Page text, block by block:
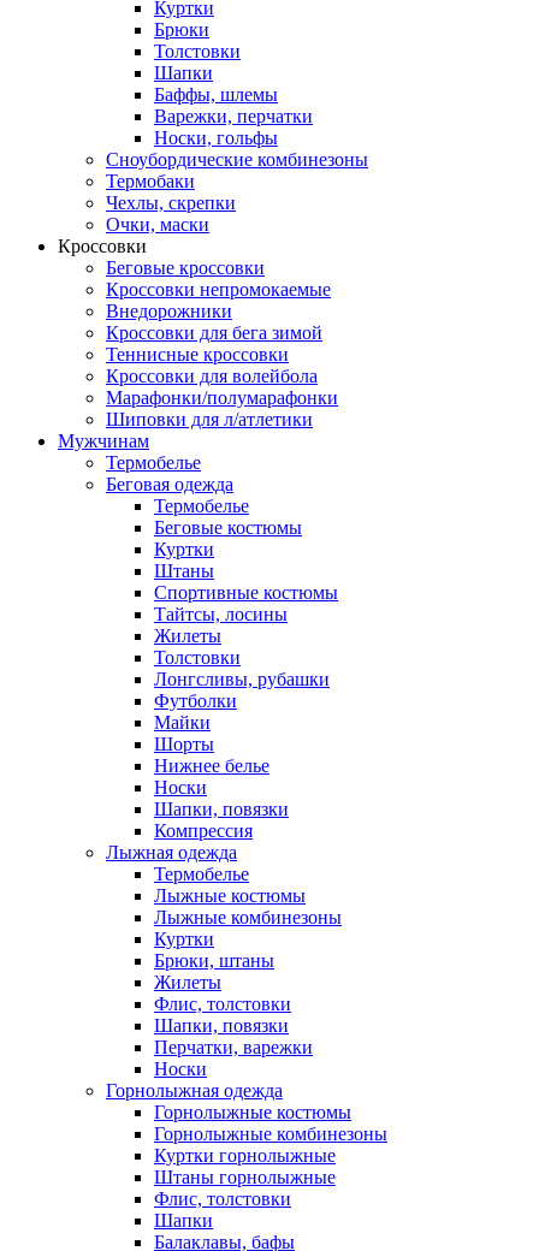
Куртки
Брюки
Толстовки
Шапки
Баффы, шлемы
Варежки, перчатки
Носки, гольфы
Сноубордические комбинезоны
Термобаки
Чехлы, скрепки
Очки, маски
Кроссовки
Беговые кроссовки
Кроссовки непромокаемые
Внедорожники
Кроссовки для бега зимой
Теннисные кроссовки
Кроссовки для волейбола
Марафонки/полумарафонки
Шиповки для л/атлетики
Мужчинам
Термобелье
Беговая одежда
Термобелье
Беговые костюмы
Куртки
Штаны
Спортивные костюмы
Тайтсы, лосины
Жилеты
Толстовки
Лонгсливы, рубашки
Футболки
Майки
Шорты
Нижнее белье
Носки
Шапки, повязки
Компрессия
Лыжная одежда
Термобелье
Лыжные костюмы
Лыжные комбинезоны
Куртки
Брюки, штаны
Жилеты
Флис, толстовки
Шапки, повязки
Перчатки, варежки
Носки
Горнолыжная одежда
Горнолыжные костюмы
Горнолыжные комбинезоны
Куртки горнолыжные
Штаны горнолыжные
Флис, толстовки
Шапки
Балаклавы, бафы